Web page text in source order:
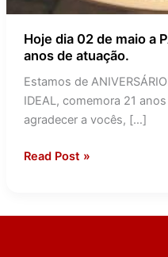
Hoje dia 02 de maio a
anos de atuação.
Estamos de
IDEAL, comemora 21
agradecer a vocês, […]
Read Post »